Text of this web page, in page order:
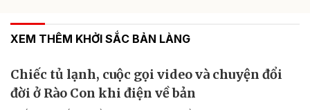
XEM THÊM KHỞI SẮC BẢN LÀNG
Chiếc tủ lạnh, cuộc gọi video và chuyện đổi
đời ở Rào Con khi điện về bản